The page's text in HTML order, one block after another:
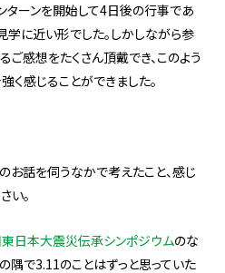
ターンを開始して4日後の行事であ
学に近い形でした。しかしながら参
感想をたくさん頂戴でき、このよう
感じることができました。
お話を伺うなかで考えたこと、感じ
い。
日本大震災伝承シンポジウムのな
隅で3.11のことはずっと思っていた